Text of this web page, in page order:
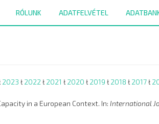
RÓLUNK ADATFELVÉTEL
2023 ł 2022 ł 2021 ł 2020 ł 2019 ł 2018 ł 2017ł
in a European Context. In: International